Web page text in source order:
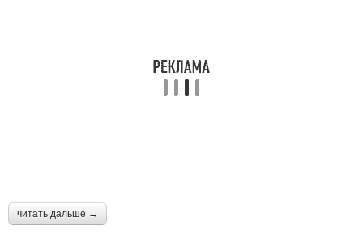
читать дальше →